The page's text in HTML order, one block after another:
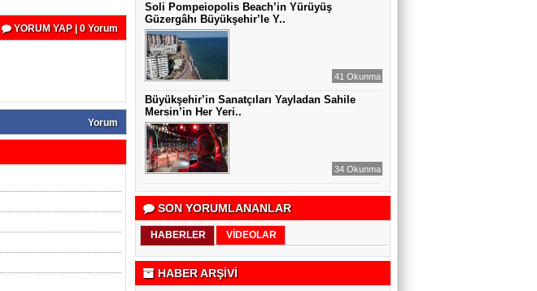
YORUM YAP | 0 Yorum
Yorum
Soli Pompeiopolis Beach’in Yürüyüş
Güzergâhı Büyükşehir’le Y..
41 Okunma
Büyükşehir’in Sanatçıları Yayladan Sahile
Mersin’in Her Yeri..
34 Okunma
SON YORUMLANANLAR
HABERLER VİDEOLAR
HABER ARŞİVİ